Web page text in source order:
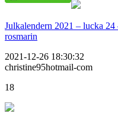
Julkalendern 2021 – lucka
rosmarin
2021-12-26 18:30:32
christine95hotmail-com
18